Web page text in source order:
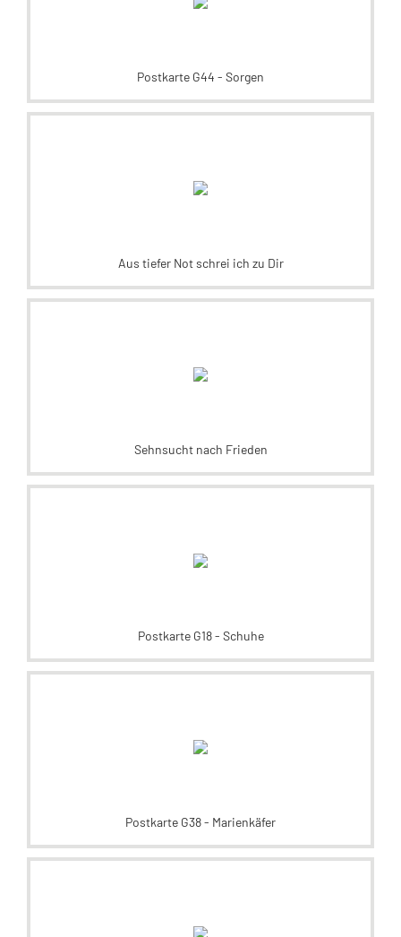
Postkarte G44 - Sorgen
Aus tiefer Not schrei ich zu Dir
Sehnsucht nach Frieden
Postkarte G18 - Schuhe
Postkarte G38 - Marienkäfer